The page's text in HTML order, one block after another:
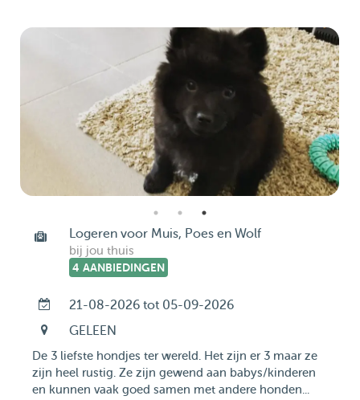
Logeren voor Muis, Poes en Wolf
bij jou thuis
4 AANBIEDINGEN
21-08-2026 tot 05-09-2026
GELEEN
De 3 liefste hondjes ter wereld. Het zijn er 3 maar ze
zijn heel rustig. Ze zijn gewend aan babys/kinderen
en kunnen vaak goed samen met andere honden...